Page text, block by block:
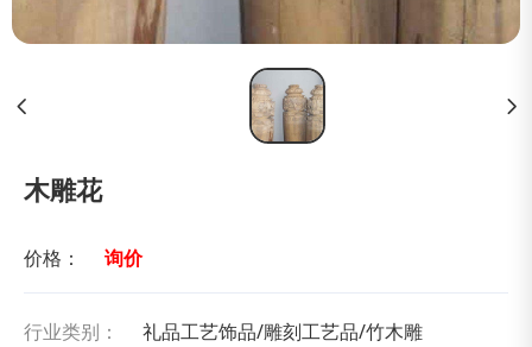
木雕花
价格： 询价
行业类别：
礼品工艺饰品/雕刻工艺品/竹木雕